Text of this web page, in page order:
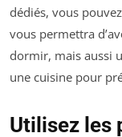
dédiés, vous
vous permettra
dormir, mais aussi
une cuisine pour
Utilisez les